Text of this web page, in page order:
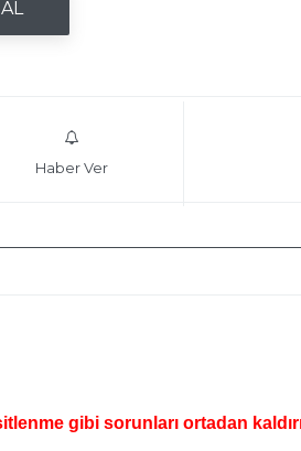
Haber Ver
gibi sorunları ortadan